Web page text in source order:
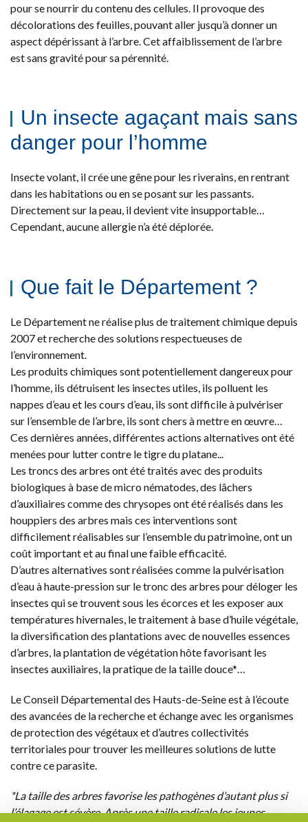
pour se nourrir du contenu des cellules. Il provoque des
décolorations des feuilles, pouvant aller jusqu’à donner un
aspect dépérissant à l’arbre. Cet affaiblissement de l’arbre
est sans gravité pour sa pérennité.
Un insecte agaçant mais sans
danger pour l’homme
Insecte volant, il crée une gêne pour les riverains, en rentrant
dans les habitations ou en se posant sur les passants.
Directement sur la peau, il devient vite insupportable…
Cependant, aucune allergie n’a été déplorée.
Que fait le Département ?
Le Département ne réalise plus de traitement chimique depuis
2007 et recherche des solutions respectueuses de
l’environnement.
Les produits chimiques sont potentiellement dangereux pour
l’homme, ils détruisent les insectes utiles, ils polluent les
nappes d’eau et les cours d’eau, ils sont difficile à pulvériser
sur l’ensemble de l’arbre, ils sont chers à mettre en œuvre…
Ces dernières années, différentes actions alternatives ont été
menées pour lutter contre le tigre du platane...
Les troncs des arbres ont été traités avec des produits
biologiques à base de micro nématodes, des lâchers
d’auxiliaires comme des chrysopes ont été réalisés dans les
houppiers des arbres mais ces interventions sont
difficilement réalisables sur l’ensemble du patrimoine, ont un
coût important et au final une faible efficacité.
D’autres alternatives sont réalisées comme la pulvérisation
d’eau à haute-pression sur le tronc des arbres pour déloger les
insectes qui se trouvent sous les écorces et les exposer aux
températures hivernales, le traitement à base d’huile végétale,
la diversification des plantations avec de nouvelles essences
d’arbres, la plantation de végétation hôte favorisant les
insectes auxiliaires, la pratique de la taille douce*…
Le Conseil Départemental des Hauts-de-Seine est à l’écoute
des avancées de la recherche et échange avec les organismes
de protection des végétaux et d’autres collectivités
territoriales pour trouver les meilleures solutions de lutte
contre ce parasite.
*La taille des arbres favorise les pathogènes d’autant plus si
l’élagage est sévère. Après une taille radicale les jeunes